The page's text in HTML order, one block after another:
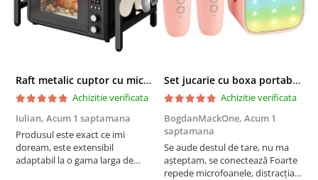
Raft metalic cuptor cu microunde, Simply Joy, 6 Carlige, Ajustabil, Raft Organizator extensibil, pentru bucatarie, casa, balcon, Etajera ajustabila cu 2 Niveluri, Anti Alunecare, Negru
Achizitie verificata
Iulian, Acum 1 saptamana
Produsul este exact ce imi
doream, este extensibil
adaptabil la o gama larga de
Set jucarie cu boxa portabila si 2 microfoane, Wireless, Bluetooth, Simply Joy, Karaoke, Copii si Adulti, Lumini LED RGB Dinamice, Roz
Achizitie verificata
BogdanMackOne, Acum 1
saptamana
Se aude destul de tare, nu ma
așteptam, se conectează Foarte
repede microfoanele, distracția